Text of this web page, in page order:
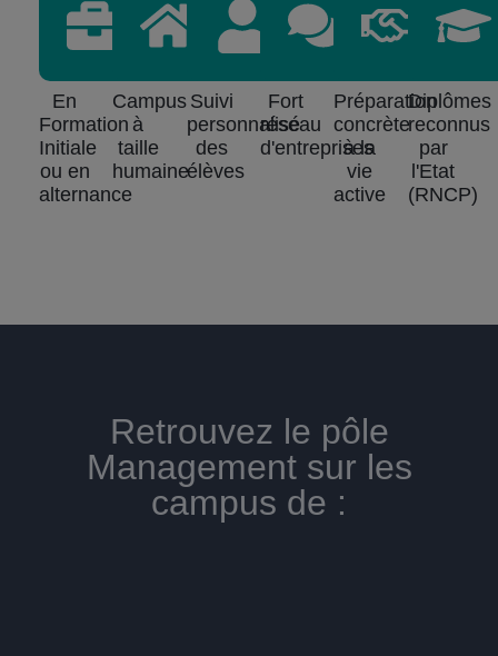
En
Formation
Initiale
ou en
alternance
Campus
à
taille
humaine
Suivi
personnalisé
des
élèves
Fort
réseau
d'entreprises
Préparation
concrète
à la
vie
active
Diplômes
reconnus
par
l'Etat
(RNCP)
Retrouvez le pôle
Management sur les
campus de :